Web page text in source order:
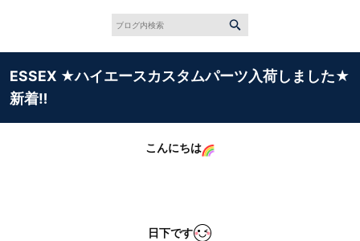
ESSEX ★ハイエースカスタムパーツ入荷しました★
新着‼
こんにちは
日下です